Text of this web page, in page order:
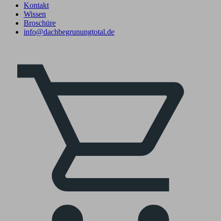
Kontakt
Wissen
Broschüre
info@dachbegrunungtotal.de